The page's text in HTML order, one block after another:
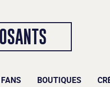
BOUTIQUES